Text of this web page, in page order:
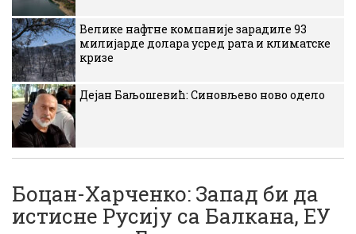
Велике нафтне компаније зарадиле 93
милијарде долара усред рата и климатске
кризе
Дејан Баљошевић: Синовљево ново одело
Боцан-Харченко: Запад би да
истисне Русију са Балкана, ЕУ